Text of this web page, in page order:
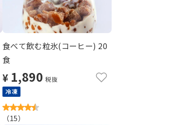
食べて飲む粒氷(コーヒー) 20
食
¥ 1,890 税抜
冷凍
（15）